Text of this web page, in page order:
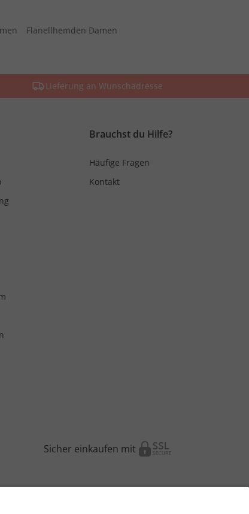
Flanellhemden Damen
Lieferung an Wunschadresse
Brauchst du Hilfe?
Häufige Fragen
Kontakt
Sicher einkaufen mit